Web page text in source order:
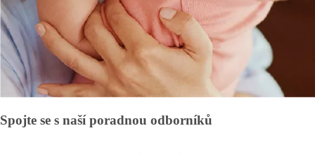
Spojte se s naší poradnou odborníků